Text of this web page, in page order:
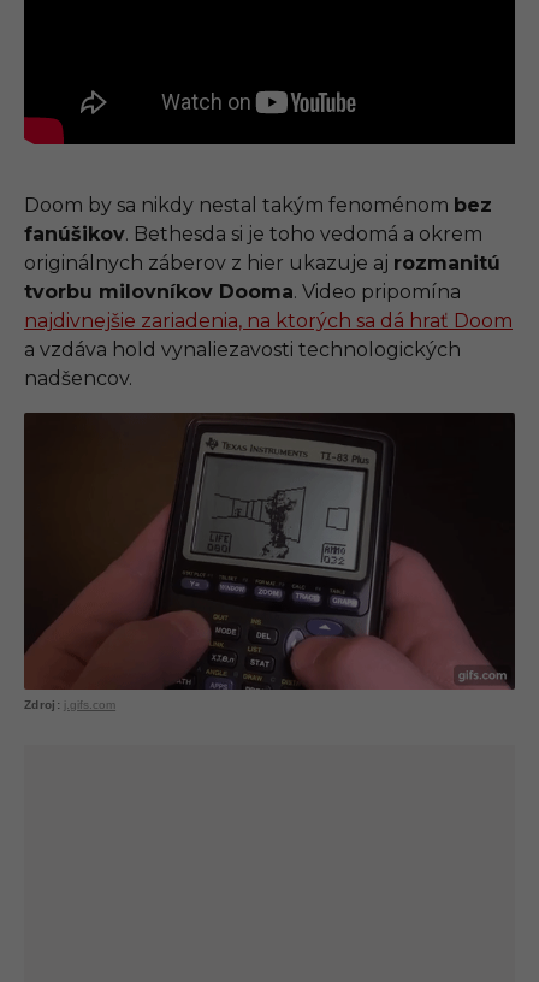
Doom by sa nikdy nestal takým fenoménom bez
fanúšikov. Bethesda si je toho vedomá a okrem
originálnych záberov z hier ukazuje aj rozmanitú
tvorbu milovníkov Dooma. Video pripomína
najdivnejšie zariadenia, na ktorých sa dá hrať Doom
a vzdáva hold vynaliezavosti technologických
nadšencov.
j.gifs.com